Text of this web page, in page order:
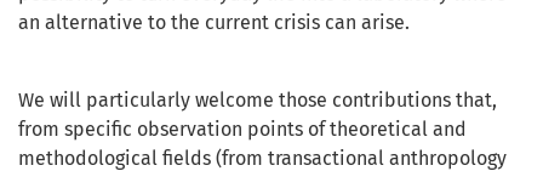
an alternative to the current crisis can arise.
We will particularly welcome those contributions that,
from specific observation points of theoretical and
methodological fields (from transactional anthropology